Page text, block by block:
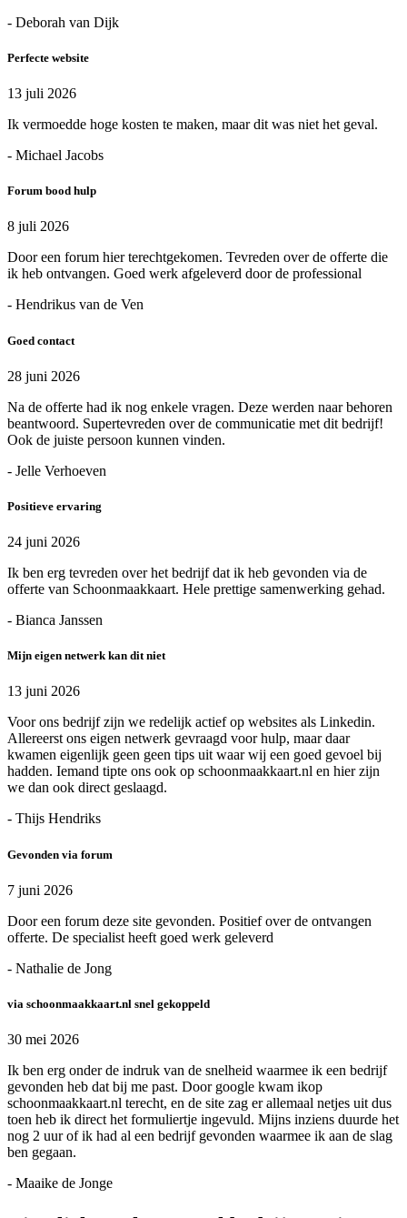
- Deborah van Dijk
Perfecte website
13 juli 2026
Ik vermoedde hoge kosten te maken, maar dit was niet het geval.
- Michael Jacobs
Forum bood hulp
8 juli 2026
Door een forum hier terechtgekomen. Tevreden over de offerte die
ik heb ontvangen. Goed werk afgeleverd door de professional
- Hendrikus van de Ven
Goed contact
28 juni 2026
Na de offerte had ik nog enkele vragen. Deze werden naar behoren
beantwoord. Supertevreden over de communicatie met dit bedrijf!
Ook de juiste persoon kunnen vinden.
- Jelle Verhoeven
Positieve ervaring
24 juni 2026
Ik ben erg tevreden over het bedrijf dat ik heb gevonden via de
offerte van Schoonmaakkaart. Hele prettige samenwerking gehad.
- Bianca Janssen
Mijn eigen netwerk kan dit niet
13 juni 2026
Voor ons bedrijf zijn we redelijk actief op websites als Linkedin.
Allereerst ons eigen netwerk gevraagd voor hulp, maar daar
kwamen eigenlijk geen geen tips uit waar wij een goed gevoel bij
hadden. Iemand tipte ons ook op schoonmaakkaart.nl en hier zijn
we dan ook direct geslaagd.
- Thijs Hendriks
Gevonden via forum
7 juni 2026
Door een forum deze site gevonden. Positief over de ontvangen
offerte. De specialist heeft goed werk geleverd
- Nathalie de Jong
via schoonmaakkaart.nl snel gekoppeld
30 mei 2026
Ik ben erg onder de indruk van de snelheid waarmee ik een bedrijf
gevonden heb dat bij me past. Door google kwam ikop
schoonmaakkaart.nl terecht, en de site zag er allemaal netjes uit dus
toen heb ik direct het formuliertje ingevuld. Mijns inziens duurde het
nog 2 uur of ik had al een bedrijf gevonden waarmee ik aan de slag
ben gegaan.
- Maaike de Jonge